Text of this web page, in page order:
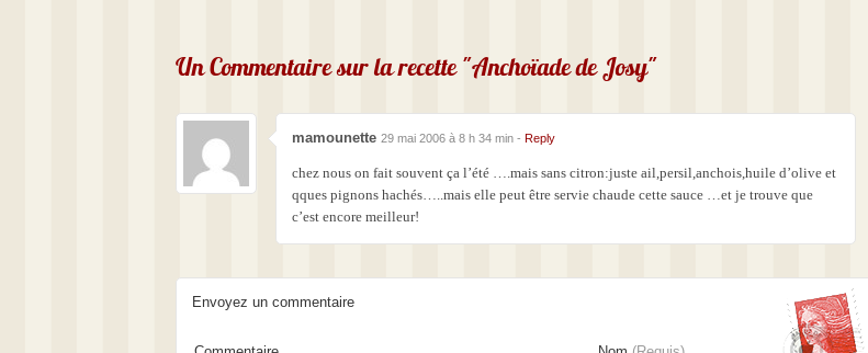
Un Commentaire sur la recette "Anchoïade de Josy"
mamounette 29 mai 2006 à 8 h 34 min - Reply
chez nous on fait souvent ça l’été ….mais sans citron:juste ail,persil,anchois,huile d’olive et
qques pignons hachés…..mais elle peut être servie chaude cette sauce …et je trouve que
c’est encore meilleur!
Envoyez un commentaire